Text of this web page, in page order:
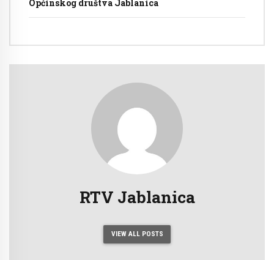
Općinskog društva Jablanica
RTV Jablanica
VIEW ALL POSTS